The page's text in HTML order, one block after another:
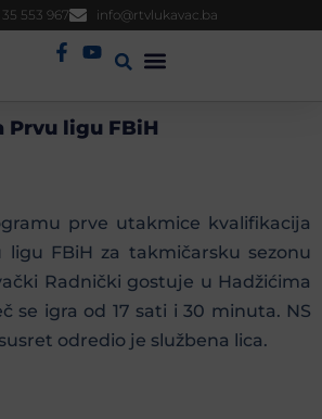
553 967 info@rtvlukavac.ba
Prvu ligu FBiH
prve utakmice kvalifikacija
ligu FBiH za takmičarsku sezonu
Radnički gostuje u Hadžićima
se igra od 17 sati i 30 minuta. NS
odredio je službena lica.